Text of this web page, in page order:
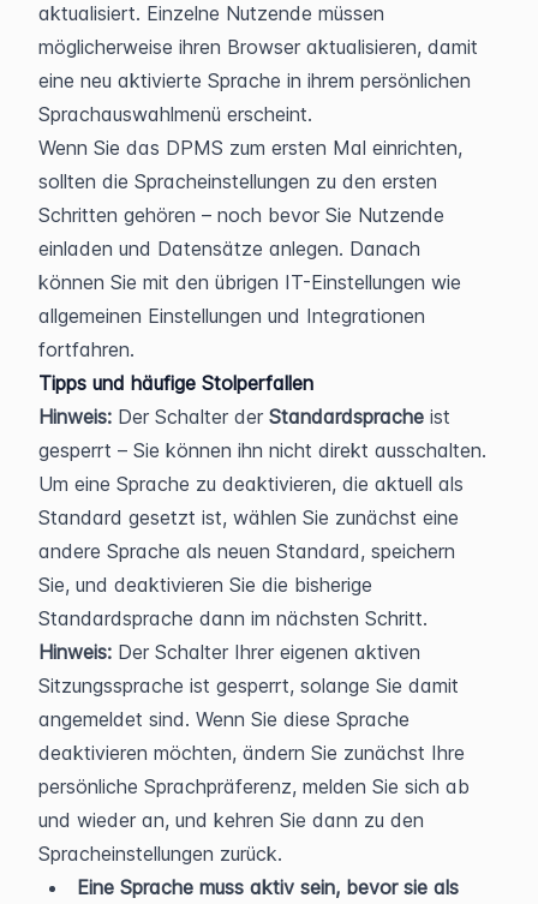
aktualisiert. Einzelne Nutzende müssen
möglicherweise ihren Browser aktualisieren, damit
eine neu aktivierte Sprache in ihrem persönlichen
Sprachauswahlmenü erscheint.
Wenn Sie das DPMS zum ersten Mal einrichten,
sollten die Spracheinstellungen zu den ersten
Schritten gehören – noch bevor Sie Nutzende
einladen und Datensätze anlegen. Danach
können Sie mit den übrigen IT-Einstellungen wie
allgemeinen Einstellungen und Integrationen
fortfahren.
Tipps und häufige Stolperfallen
Hinweis: Der Schalter der Standardsprache ist
gesperrt – Sie können ihn nicht direkt ausschalten.
Um eine Sprache zu deaktivieren, die aktuell als
Standard gesetzt ist, wählen Sie zunächst eine
andere Sprache als neuen Standard, speichern
Sie, und deaktivieren Sie die bisherige
Standardsprache dann im nächsten Schritt.
Hinweis: Der Schalter Ihrer eigenen aktiven
Sitzungssprache ist gesperrt, solange Sie damit
angemeldet sind. Wenn Sie diese Sprache
deaktivieren möchten, ändern Sie zunächst Ihre
persönliche Sprachpräferenz, melden Sie sich ab
und wieder an, und kehren Sie dann zu den
Spracheinstellungen zurück.
Eine Sprache muss aktiv sein, bevor sie als